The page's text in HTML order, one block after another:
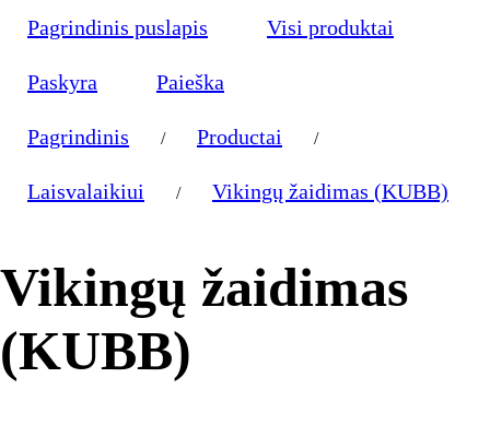
Pagrindinis puslapis Visi produktai
Paskyra Paieška
Pagrindinis / Productai /
Laisvalaikiui / Vikingų žaidimas (KUBB)
Vikingų žaidimas
(KUBB)